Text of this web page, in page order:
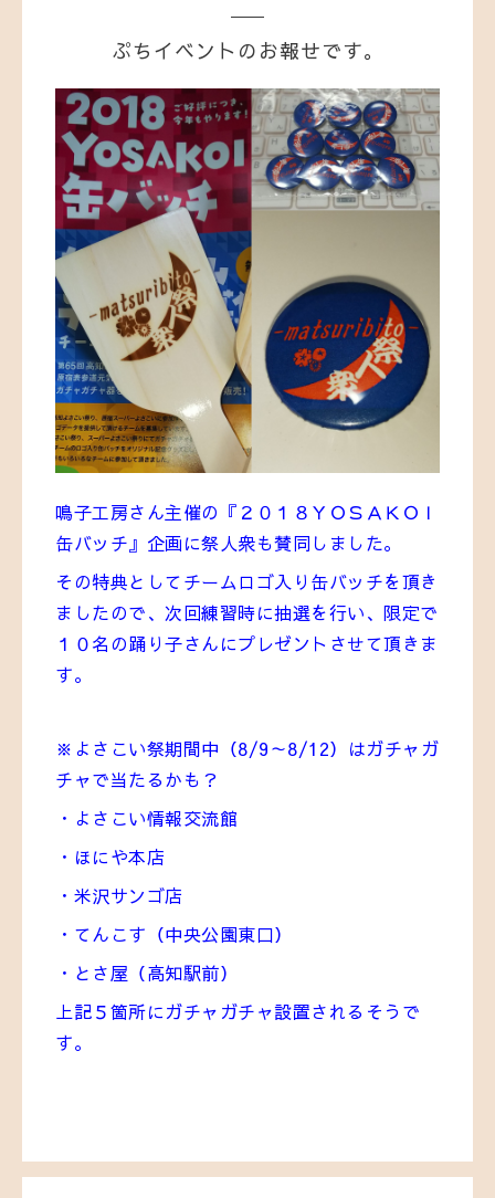
ぷちイベントのお報せです。
鳴子工房さん主催の『２０１８ＹＯＳＡＫＯＩ
缶バッチ』企画に祭人衆も賛同しました。
その特典としてチームロゴ入り缶バッチを頂き
ましたので、次回練習時に抽選を行い、 限定で
１０名の踊り子さんにプレゼントさせて頂きま
す。
※よさこい祭期間中（8/9～8/12）はガチャガ
チャで当たるかも？
・よさこい情報交流館
・ほにや本店
・米沢サンゴ店
・てんこす（中央公園東口）
・とさ屋（高知駅前）
上記５箇所にガチャガチャ設置されるそうで
す。